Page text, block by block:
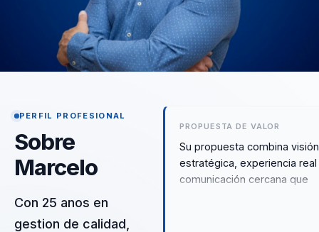
PERFIL PROFESIONAL
Sobre
Marcelo
Con 25 anos en
gestion de calidad,
PROPUESTA DE VALOR
Su propuesta combina visión
estratégica, experiencia real
comunicación cercana que